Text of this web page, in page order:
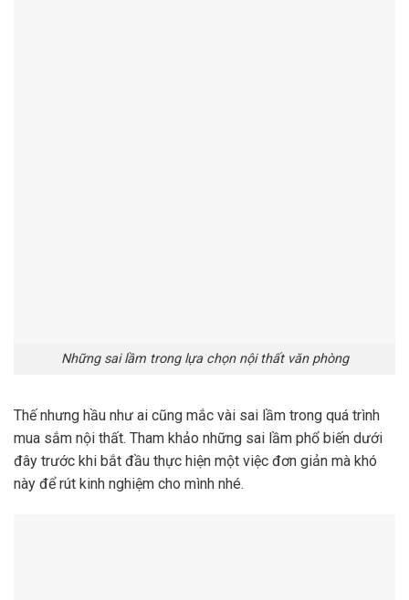
Những sai lầm trong lựa chọn nội thất văn phòng
Thế nhưng hầu như ai cũng mắc vài sai lầm trong quá trình
mua sắm nội thất. Tham khảo những sai lầm phổ biến dưới
đây trước khi bắt đầu thực hiện một việc đơn giản mà khó
này để rút kinh nghiệm cho mình nhé.